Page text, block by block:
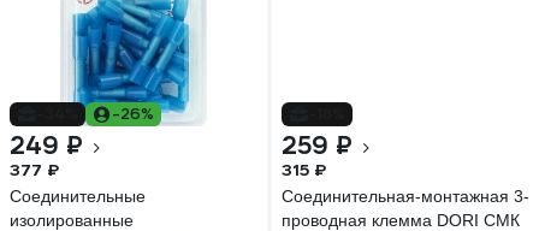
-26%
249 ₽
377 ₽
Соединительные
изолированные
259 ₽
315 ₽
Соединительная-монтажная 3-
проводная клемма DORI СМК